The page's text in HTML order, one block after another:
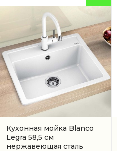
Кухонная мойка Blanco
Legra 58,5 см
нержавеющая сталь